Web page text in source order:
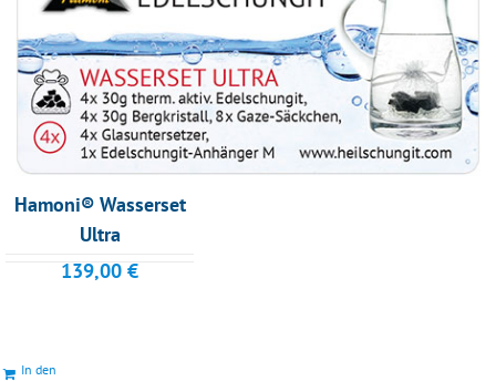
Hamoni® Wasserset
Ultra
139,00 €
In den